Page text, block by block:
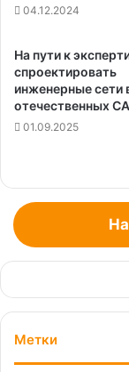
04.12.2024
На пути к
спроектировать
инженерные сети
отечественных
01.09.2025
Метки